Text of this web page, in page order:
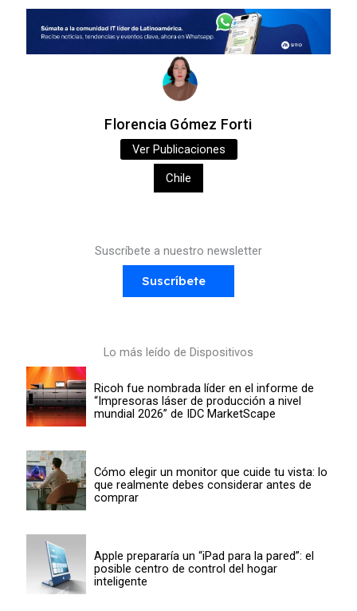
Florencia Gómez Forti
Ver Publicaciones
Chile
Suscríbete a nuestro newsletter
Suscríbete
Lo más leído de Dispositivos
Ricoh fue nombrada líder en el informe de
“Impresoras láser de producción a nivel
mundial 2026” de IDC MarketScape
Cómo elegir un monitor que cuide tu vista: lo
que realmente debes considerar antes de
comprar
Apple prepararía un “iPad para la pared”: el
posible centro de control del hogar
inteligente